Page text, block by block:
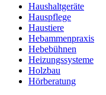
Haushaltgeräte
Hauspflege
Haustiere
Hebammenpraxis
Hebebühnen
Heizungssysteme
Holzbau
Hörberatung